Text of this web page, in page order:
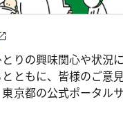
りの興味関心や状況
ともに、皆様のご意
京都の公式ポータルサ